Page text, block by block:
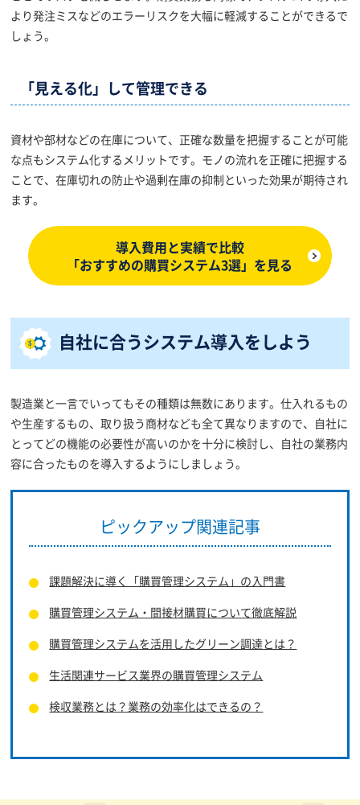
より発注ミスなどのエラーリスクを大幅に軽減することができるで
しょう。
「見える化」して管理できる
資材や部材などの在庫について、正確な数量を把握することが可能
な点もシステム化するメリットです。モノの流れを正確に把握する
ことで、在庫切れの防止や過剰在庫の抑制といった効果が期待され
ます。
導入費用と実績で比較
「おすすめの購買システム3選」を見る
自社に合うシステム導入をしよう
製造業と一言でいってもその種類は無数にあります。仕入れるもの
や生産するもの、取り扱う商材なども全て異なりますので、自社に
とってどの機能の必要性が高いのかを十分に検討し、自社の業務内
容に合ったものを導入するようにしましょう。
ピックアップ関連記事
課題解決に導く「購買管理システム」の入門書
購買管理システム・間接材購買について徹底解説
購買管理システムを活用したグリーン調達とは？
生活関連サービス業界の購買管理システム
検収業務とは？業務の効率化はできるの？